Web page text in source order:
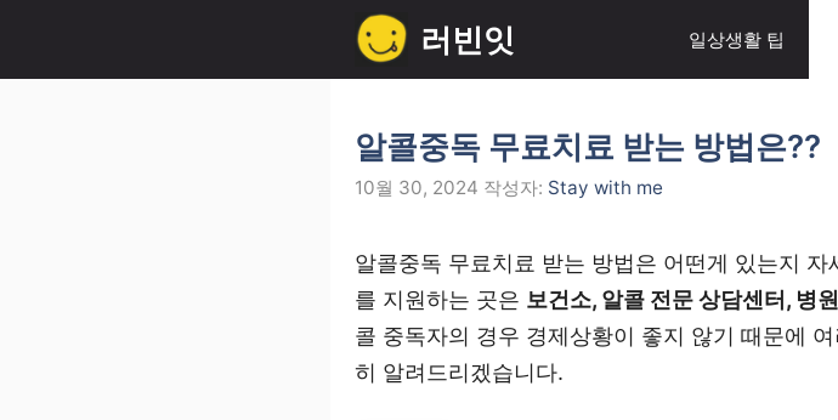
러빈잇 일상생활 팁
알콜중독 무료치료 받는 방법은??
10월 30, 2024 작성자: Stay with me
알콜중독 무료치료 받는 방법은 어떤게 있는지
를 지원하는 곳은 보건소, 알콜 전문 상담센터, 병
콜 중독자의 경우 경제상황이 좋지 않기 때문에
히 알려드리겠습니다.